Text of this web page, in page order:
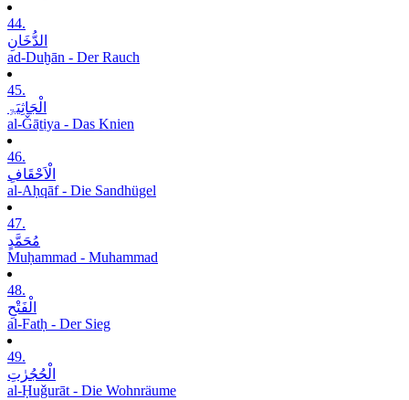
44.
الدُّخَانِ
ad-Duḫān - Der Rauch
45.
الْجَاثِیَۃِ
al-Ǧāṯiya - Das Knien
46.
الْاَحْقَافِ
al-Aḥqāf - Die Sandhügel
47.
مُحَمَّدٍ
Muḥammad - Muhammad
48.
الْفَتْحِ
al-Fatḥ - Der Sieg
49.
الْحُجُرٰتِ
al-Ḥuǧurāt - Die Wohnräume